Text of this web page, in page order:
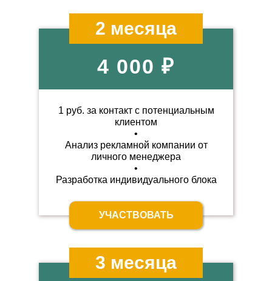
1 руб. за контакт с потенциальным
клиентом
•
Анализ рекламной компании от
личного менеджера
•
Разработка индивидуальногоблока
УЧАСТВОВАТЬ
3 месяца
4 000 ₽
2 месяца